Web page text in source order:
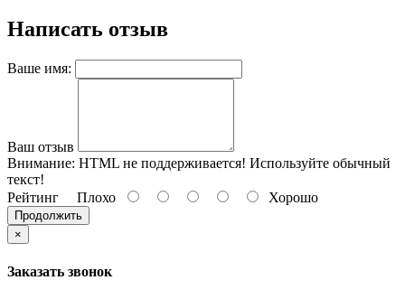
Написать отзыв
Ваше имя:
Ваш отзыв
Внимание: HTML не поддерживается! Используйте обычный
текст!
Рейтинг Плохо Хорошо
Продолжить
×
Заказать звонок